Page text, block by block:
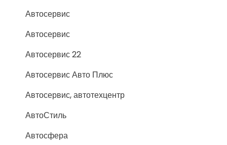
Автосервис
Автосервис
Автосервис 22
Автосервис Авто Плюс
Автосервис, автотехцентр
АвтоСтиль
Автосфера